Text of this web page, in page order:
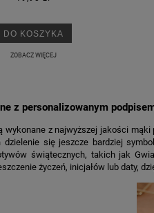
DO KOSZYKA
ZOBACZ WIĘCEJ
z personalizowanym
wykonane z najwyższej jakości
dzielenie się jeszcze bardziej
świątecznych, takich jak
życzeń, inicjałów lub daty,